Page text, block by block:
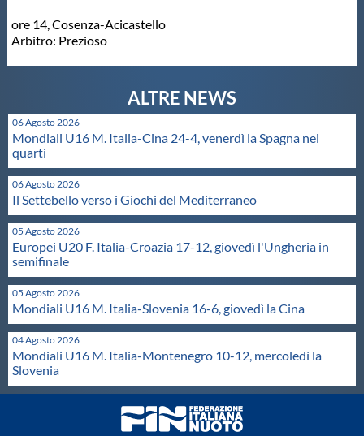
ore 14, Cosenza-Acicastello
Arbitro: Prezioso
06 Agosto 2026
Mondiali U16 M. Italia-Cina 24-4, venerdì la Spagna nei
quarti
06 Agosto 2026
Il Settebello verso i Giochi del Mediterraneo
05 Agosto 2026
Europei U20 F. Italia-Croazia 17-12, giovedì l'Ungheria in
semifinale
05 Agosto 2026
Mondiali U16 M. Italia-Slovenia 16-6, giovedì la Cina
04 Agosto 2026
Mondiali U16 M. Italia-Montenegro 10-12, mercoledì la
Slovenia